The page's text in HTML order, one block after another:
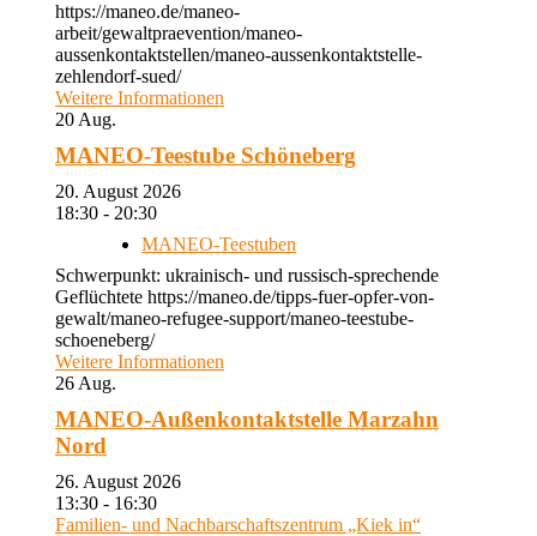
https://maneo.de/maneo-
arbeit/gewaltpraevention/maneo-
aussenkontaktstellen/maneo-aussenkontaktstelle-
zehlendorf-sued/
Weitere Informationen
20 Aug.
MANEO-Teestube Schöneberg
20. August 2026
18:30 - 20:30
MANEO-Teestuben
Schwerpunkt: ukrainisch- und russisch-sprechende
Geflüchtete https://maneo.de/tipps-fuer-opfer-von-
gewalt/maneo-refugee-support/maneo-teestube-
schoeneberg/
Weitere Informationen
26 Aug.
MANEO-Außenkontaktstelle Marzahn
Nord
26. August 2026
13:30 - 16:30
Familien- und Nachbarschaftszentrum „Kiek in“